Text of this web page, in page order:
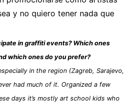
y no quiero tener nada que
in graffiti events? Which ones
which ones do you prefer?
in the region (Zagreb, Sarajevo,
had much of it. Organized a few
days it’s mostly art school kids who